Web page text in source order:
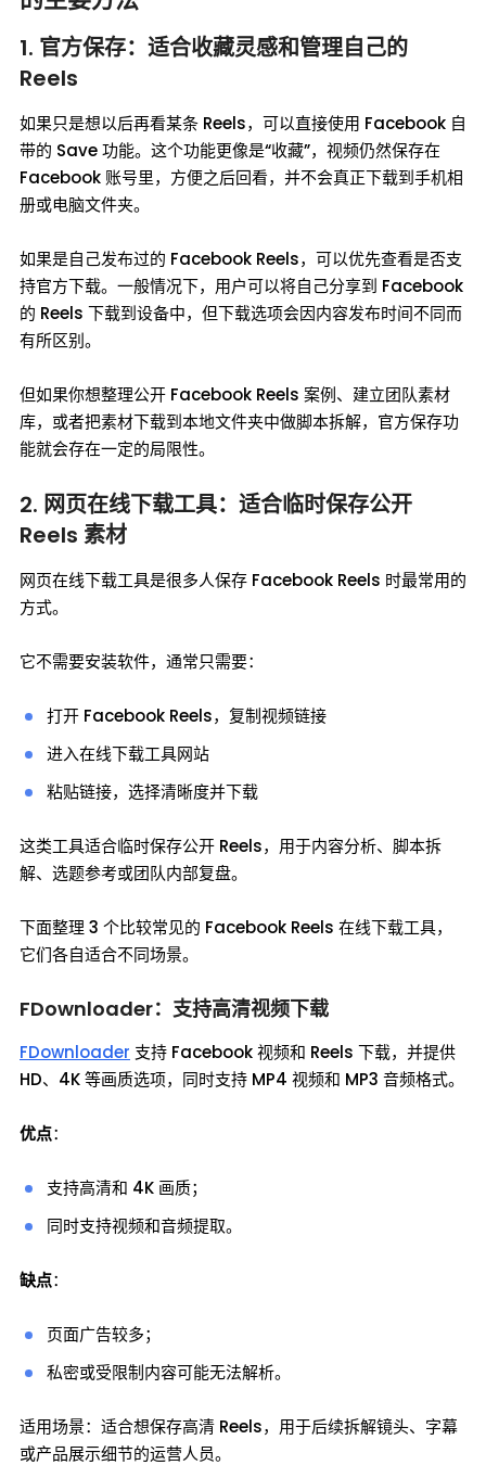
1. 官方保存：适合收藏灵感和管理自己的
Reels
如果只是想以后再看某条 Reels，可以直接使用 Facebook 自
带的 Save 功能。这个功能更像是“收藏”，视频仍然保存在
Facebook 账号里，方便之后回看，并不会真正下载到手机相
册或电脑文件夹。
如果是自己发布过的 Facebook Reels，可以优先查看是否支
持官方下载。一般情况下，用户可以将自己分享到 Facebook
的 Reels 下载到设备中，但下载选项会因内容发布时间不同而
有所区别。
但如果你想整理公开 Facebook Reels 案例、建立团队素材
库，或者把素材下载到本地文件夹中做脚本拆解，官方保存功
能就会存在一定的局限性。
2. 网页在线下载工具：适合临时保存公开
Reels 素材
网页在线下载工具是很多人保存 Facebook Reels 时最常用的
方式。
它不需要安装软件，通常只需要：
打开 Facebook Reels，复制视频链接
进入在线下载工具网站
粘贴链接，选择清晰度并下载
这类工具适合临时保存公开 Reels，用于内容分析、脚本拆
解、选题参考或团队内部复盘。
下面整理 3 个比较常见的 Facebook Reels 在线下载工具，
它们各自适合不同场景。
FDownloader：支持高清视频下载
FDownloader 支持 Facebook 视频和 Reels 下载，并提供
HD、4K 等画质选项，同时支持 MP4 视频和 MP3 音频格式。
优点：
支持高清和 4K 画质；
同时支持视频和音频提取。
缺点：
页面广告较多；
私密或受限制内容可能无法解析。
适用场景：适合想保存高清 Reels，用于后续拆解镜头、字幕
或产品展示细节的运营人员。